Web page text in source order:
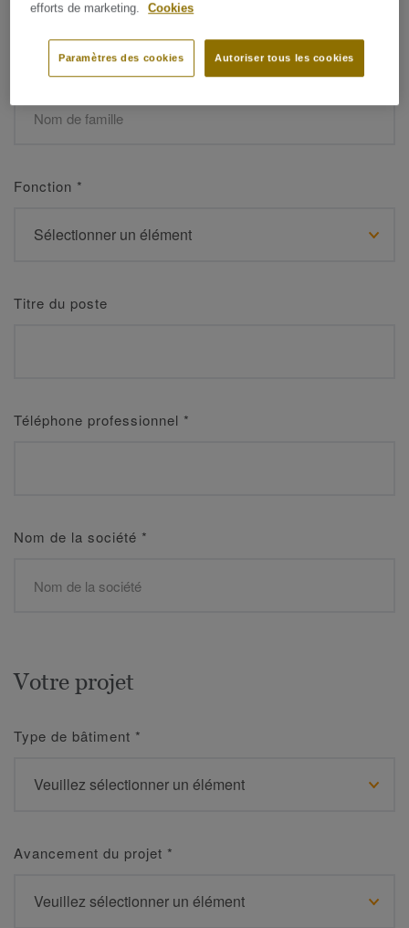
Fonction *
Titre du poste
Téléphone professionnel *
Nom de la société *
Votre projet
Type de bâtiment *
Avancement du projet *
efforts de marketing.
Cookies
Autoriser tous les cookies
Paramètres des cookies